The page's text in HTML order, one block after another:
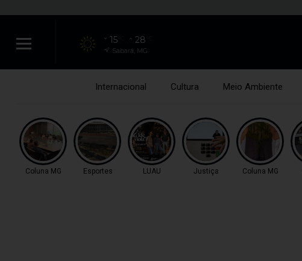
15 28
Sabará, MG
Internacional Cultura Meio Ambiente
Coluna MG Esportes LUAU Justiça Coluna MG